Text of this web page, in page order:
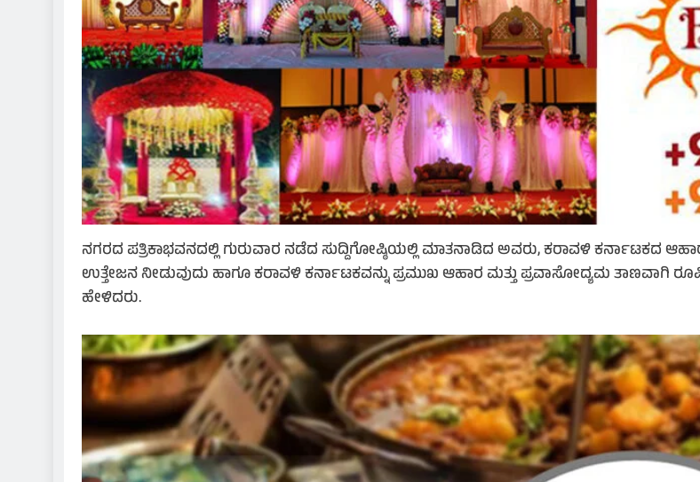
ನಗರದ ಪತ್ರಿಕಾಭವನದಲ್ಲಿ ಗುರುವಾರ ನಡೆದ ಸುದ್ದಿಗೋಷ್ಠಿಯಲ್ಲಿ ಮಾತನಾಡಿದ ಅವರು, ಕರಾವಳಿ ಕರ್ನಾಟಕದ ಆಹಾರ
ಉತ್ತೇಜನ ನೀಡುವುದು ಹಾಗೂ ಕರಾವಳಿ ಕರ್ನಾಟಕವನ್ನು ಪ್ರಮುಖ ಆಹಾರ ಮತ್ತು ಪ್ರವಾಸೋದ್ಯಮ ತಾಣವಾಗಿ
ಹೇಳಿದರು.